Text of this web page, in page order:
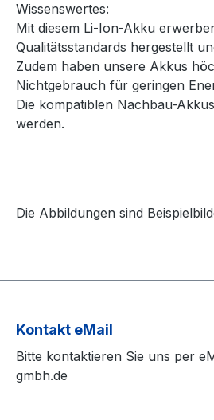
Wissenswertes:
Mit diesem Li-Ion-Akku
Qualitätsstandards hergestellt
Zudem haben unsere Akkus
Nichtgebrauch für geringen
Die kompatiblen Nachbau-
werden.
Die Abbildungen sind
Kontakt eMail
Bitte kontaktieren Sie uns per
gmbh.de